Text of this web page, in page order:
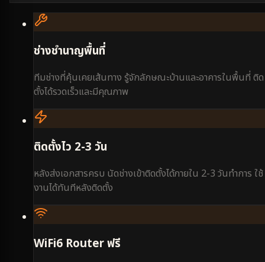
ช่างชำนาญพื้นที่
ทีมช่างที่คุ้นเคยเส้นทาง รู้จักลักษณะบ้านและอาคารในพื้นที่ ติด
ตั้งได้รวดเร็วและมีคุณภาพ
ติดตั้งไว 2-3 วัน
หลังส่งเอกสารครบ นัดช่างเข้าติดตั้งได้ภายใน 2-3 วันทำการ ใช้
งานได้ทันทีหลังติดตั้ง
WiFi6 Router ฟรี